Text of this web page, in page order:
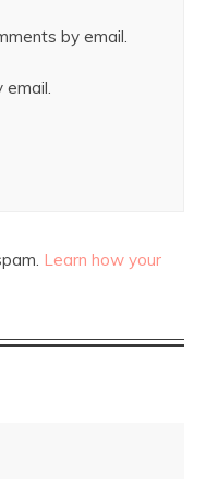
by email.
Learn how your